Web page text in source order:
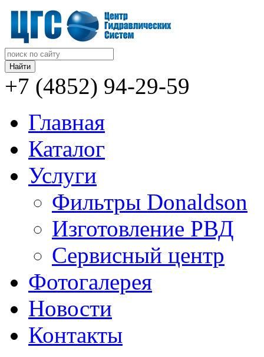
+7 (4852) 94-29-59
Главная
Каталог
Услуги
Фильтры Donaldson
Изготовление РВД
Сервисный центр
Фотогалерея
Новости
Контакты